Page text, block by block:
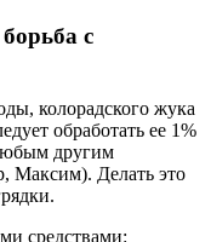
с
колорадского жука
обработать ее 1%
другим
Максим). Делать это
средствами: